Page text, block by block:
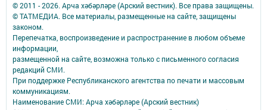
© 2011 - 2026. Арча хәбәрләре (Арский вестник). Все права защищены.
© ТАТМЕДИА. Все материалы, размещенные на сайте, защищены
законом.
Перепечатка, воспроизведение и распространение в любом объеме
информации,
размещенной на сайте, возможна только с письменного согласия
редакций СМИ.
При поддержке Республиканского агентства по печати и массовым
коммуникациям.
Наименование СМИ: Арча хәбәрләре (Арский вестник)